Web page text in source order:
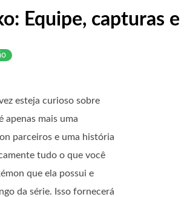
Equipe, capturas
esteja curioso sobre
apenas mais uma
parceiros e uma história
tudo o que você
que ela possui e
da série. Isso fornecerá